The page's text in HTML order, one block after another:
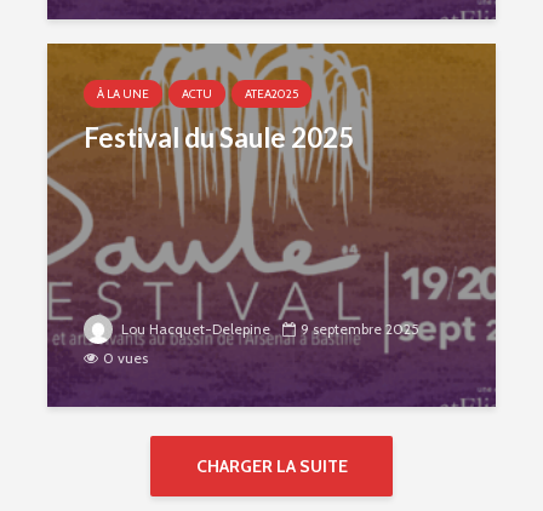
À LA UNE ACTU ATEA2025
Festival du Saule 2025
Lou Hacquet-Delepine
9 septembre 2025
0 vues
CHARGER LA SUITE